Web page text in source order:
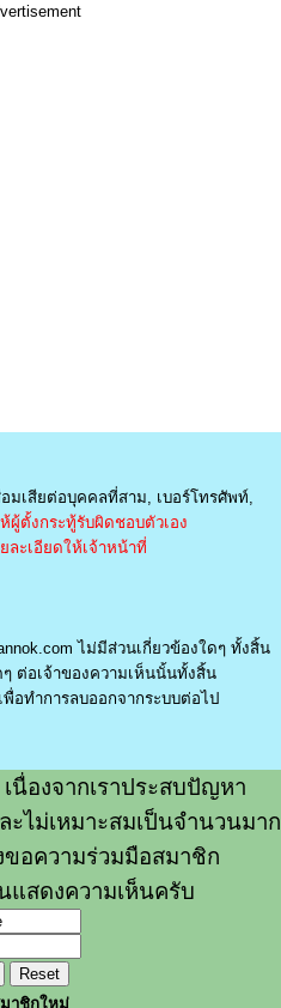
มเสียต่อบุคคลที่สาม, เบอร์โทรศัพท์,
ผู้ตั้งกระทู้รับผิดชอบตัวเอง
ะเอียดให้เจ้าหน้าที่
ไม่มีส่วนเกี่ยวข้องใดๆ ทั้งสิ้น
ต่อเจ้าของความเห็นนั้นทั้งสิ้น
เพื่อทำการลบออกจากระบบต่อไป
นื่องจากเราประสบปัญหา
ไม่เหมาะสมเป็นจำนวนมาก
อความร่วมมือสมาชิก
แสดงความเห็นครับ
าชิกใหม่